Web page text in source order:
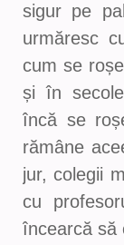
sigur pe
urmăresc
cum se
și în
încă se
rămâne
jur, colegii
cu
încearcă să